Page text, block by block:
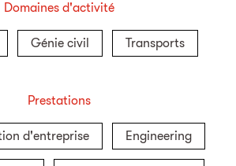
Domaines d'activité
Génie civil Transports
Prestations
d'entreprise Engineering